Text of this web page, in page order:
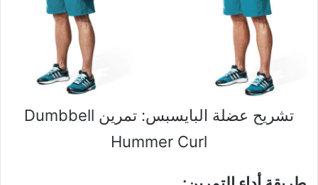
تشريح عضلة البايسبس: تمرين Dumbbell
Hummer Curl